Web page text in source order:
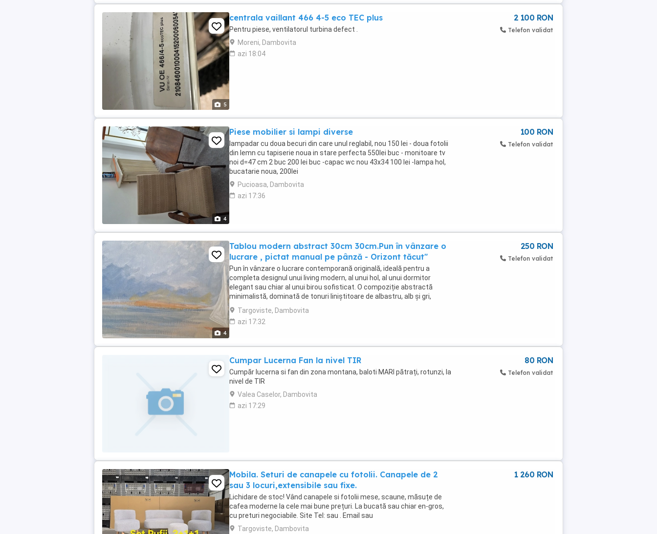
5
centrala vaillant 466 4-5 eco TEC plus
Pentru piese, ventilatorul turbina defect .
Moreni, Dambovita
azi 18:04
2 100 RON
Telefon validat
4
Piese mobilier si lampi diverse
lampadar cu doua becuri din care unul reglabil, nou 150 lei - doua fotolii
din lemn cu tapiserie noua in stare perfecta 550lei buc - monitoare tv
noi d=47 cm 2 buc 200 lei buc -capac wc nou 43x34 100 lei -lampa hol,
bucatarie noua, 200lei
Pucioasa, Dambovita
azi 17:36
100 RON
Telefon validat
4
Tablou modern abstract 30cm 30cm.Pun în vânzare o
lucrare , pictat manual pe pânză - Orizont tăcut"
Pun în vânzare o lucrare contemporană originală, ideală pentru a
completa designul unui living modern, al unui hol, al unui dormitor
elegant sau chiar al unui birou sofisticat. O compoziție abstractă
minimalistă, dominată de tonuri liniștitoare de albastru, alb și gri,
completată cu accente calde de ...
Targoviste, Dambovita
azi 17:32
250 RON
Telefon validat
Cumpar Lucerna Fan la nivel TIR
Cumpăr lucerna si fan din zona montana, baloti MARI pătrați, rotunzi, la
nivel de TIR
Valea Caselor, Dambovita
azi 17:29
80 RON
Telefon validat
Mobila. Seturi de canapele cu fotolii. Canapele de 2
sau 3 locuri,extensibile sau fixe.
Lichidare de stoc! Vând canapele si fotolii mese, scaune, măsuțe de
cafea moderne la cele mai bune prețuri. La bucată sau chiar en-gros,
cu preturi negociabile. Site Tel: sau . Email sau
Targoviste, Dambovita
1 260 RON